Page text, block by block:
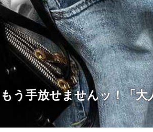
う手放せませんッ！「大